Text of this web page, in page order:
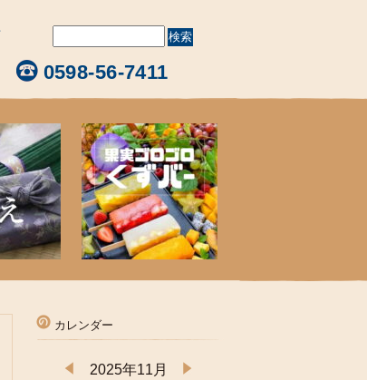
0598-56-7411
カレンダー
2025年11月